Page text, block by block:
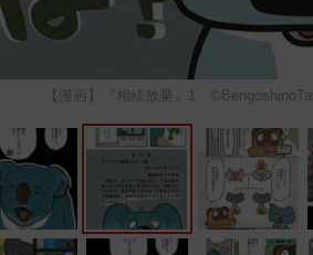
【漫画】『相続放棄』1